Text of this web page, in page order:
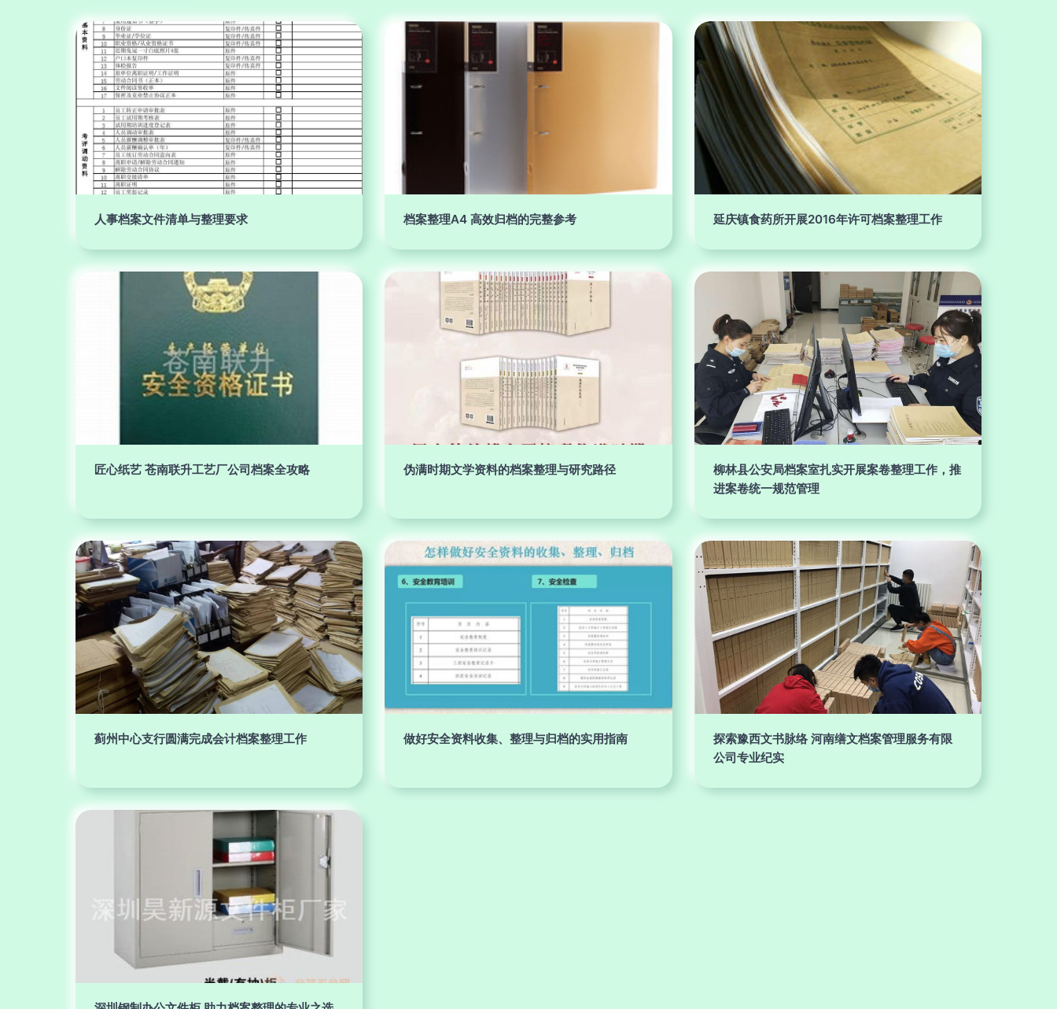
人事档案文件清单与整理要求 档案整理A4 高效归档的完整参考 延庆镇食药所开展2016年许可档案整理工作
匠心纸艺 苍南联升工艺厂公司档案全攻略 伪满时期文学资料的档案整理与研究路径
柳林县公安局档案室扎实开展案卷整理工作，推
进案卷统一规范管理
蓟州中心支行圆满完成会计档案整理工作 做好安全资料收集、整理与归档的实用指南
探索豫西文书脉络 河南缮文档案管理服务有限
公司专业纪实